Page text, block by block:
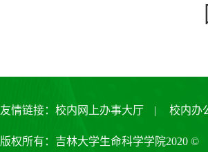
友情链接： 校内网上办事大厅 | 校内办
版权所有：吉林大学生命科学学院2020 ©